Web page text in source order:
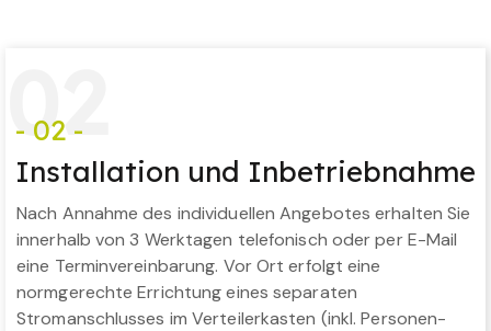
02
- 02 -
Installation und Inbetriebnahme
Nach Annahme des individuellen Angebotes erhalten Sie
innerhalb von 3 Werktagen telefonisch oder per E-Mail
eine Terminvereinbarung. Vor Ort erfolgt eine
normgerechte Errichtung eines separaten
Stromanschlusses im Verteilerkasten (inkl. Personen-